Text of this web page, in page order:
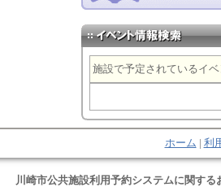
施設で予定されているイ
ホーム 利
崎市公共施設利用予約システムに関する